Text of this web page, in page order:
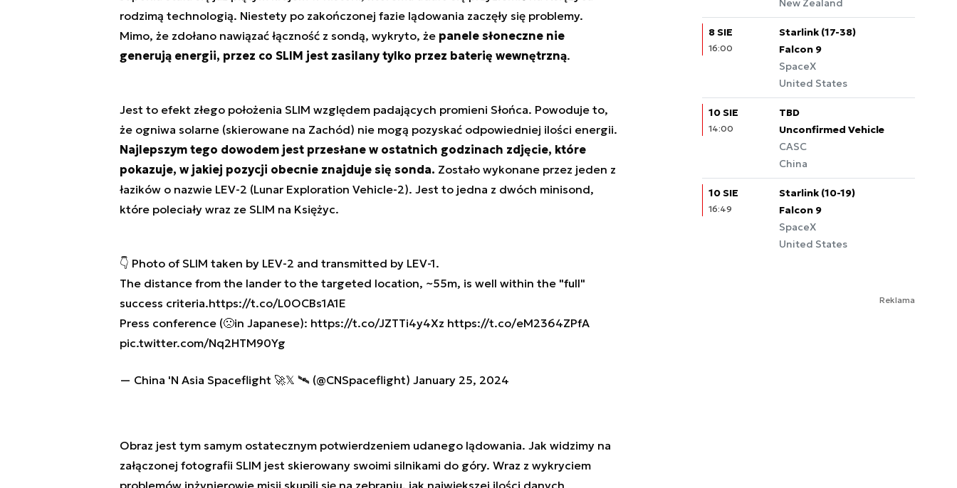
rodzimą technologią. Niestety po zakończonej fazie lądowania zaczęły się problemy.
Mimo, że zdołano nawiązać łączność z sondą, wykryto, że panele słoneczne nie
generują energii, przez co SLIM jest zasilany tylko przez baterię wewnętrzną.
Jest to efekt złego położenia SLIM względem padających promieni Słońca. Powoduje to,
że ogniwa solarne (skierowane na Zachód) nie mogą pozyskać odpowiedniej ilości energii.
Najlepszym tego dowodem jest przesłane w ostatnich godzinach zdjęcie, które
pokazuje, w jakiej pozycji obecnie znajduje się sonda. Zostało wykonane przez jeden z
łazików o nazwie LEV-2 (Lunar Exploration Vehicle-2). Jest to jedna z dwóch minisond,
które poleciały wraz ze SLIM na Księżyc.
👇 Photo of SLIM taken by LEV-2 and transmitted by LEV-1.
The distance from the lander to the targeted location, ~55m, is well within the "full"
success criteria.https://t.co/L0OCBs1A1E
Press conference (🙁in Japanese): https://t.co/JZTTi4y4Xz https://t.co/eM2364ZPfA
pic.twitter.com/Nq2HTM90Yg
— China 'N Asia Spaceflight 🚀𝕏 🛰️ (@CNSpaceflight) January 25, 2024
Obraz jest tym samym ostatecznym potwierdzeniem udanego lądowania. Jak widzimy na
załączonej fotografii SLIM jest skierowany swoimi silnikami do góry. Wraz z wykryciem
New Zealand
8 SIE
16:00
Starlink (17-38)
Falcon 9
SpaceX
United States
10 SIE
14:00
TBD
Unconfirmed Vehicle
CASC
China
10 SIE
16:49
Starlink (10-19)
Falcon 9
SpaceX
United States
Reklama